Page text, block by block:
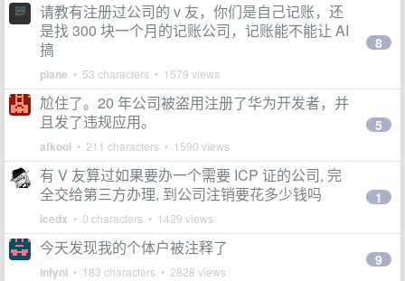
请教有注册过公司的 v 友，你们是自己记账，还
是找 300 块一个月的记账公司，记账能不能让 AI
搞
plane • 53 characters • 1579 views
8
尬住了。20 年公司被盗用注册了华为开发者，并
且发了违规应用。
afkool • 211 characters • 1590 views
5
有 V 友算过如果要办一个需要 ICP 证的公司, 完
全交给第三方办理, 到公司注销要花多少钱吗
icedx • 0 characters • 1429 views
1
今天发现我的个体户被注释了
infyni • 183 characters • 2828 views
9